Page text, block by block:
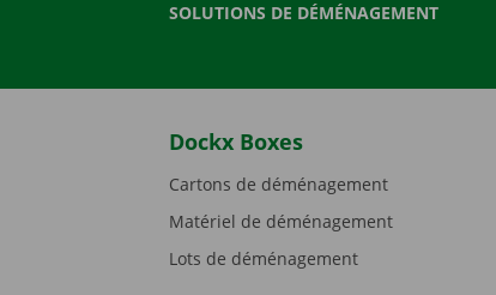
SOLUTIONS DE DÉMÉNAGEMENT
Dockx Boxes
Cartons de déménagement
Matériel de déménagement
Lots de déménagement